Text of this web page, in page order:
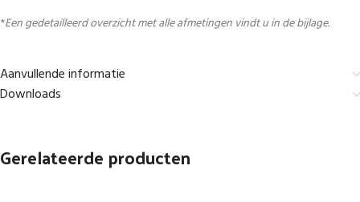
*Een gedetailleerd overzicht met alle afmetingen vindt u in de bijlage.
Aanvullende informatie
Downloads
Gerelateerde producten